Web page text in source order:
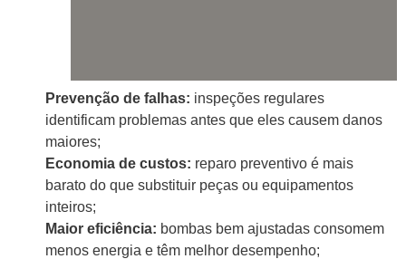
Prevenção de falhas: inspeções regulares
identificam problemas antes que eles causem danos
maiores;
Economia de custos: reparo preventivo é mais
barato do que substituir peças ou equipamentos
inteiros;
Maior eficiência: bombas bem ajustadas consomem
menos energia e têm melhor desempenho;